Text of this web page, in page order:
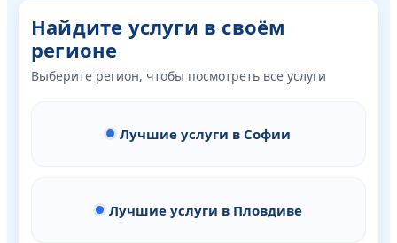
Найдите услуги в своём
регионе
Выберите регион, чтобы посмотреть все услуги
Лучшие услуги в Софии
Лучшие услуги в Пловдиве